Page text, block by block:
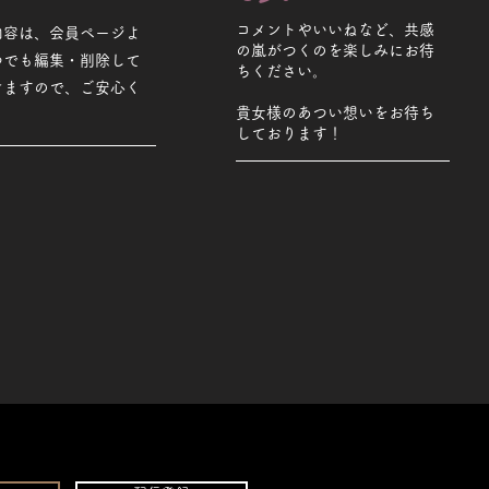
は、会員ページよ
も編集・削除して
すので、ご安心く
コメントやいいねなど、共感
の嵐がつくのを楽しみにお待
ちください。
貴女様のあつい想いをお待ち
しております！